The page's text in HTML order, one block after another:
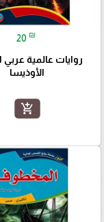
20 ₪
روايات عالمية عربي
الأوذيسا
add_shopping_cart